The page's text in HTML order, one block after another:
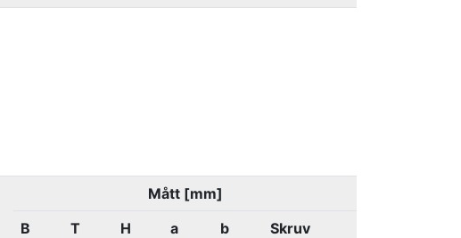
Mått [mm]
B
T H a b
Skruv